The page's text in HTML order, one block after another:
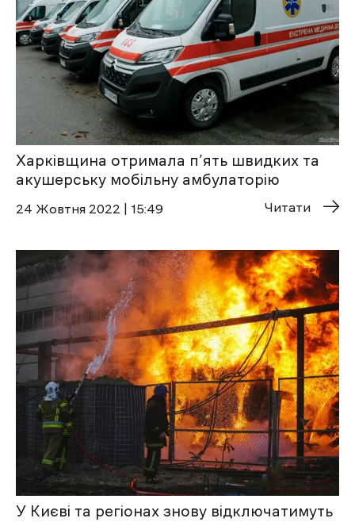
Харківщина отримала п’ять швидких та
акушерську мобільну амбулаторію
24 Жовтня 2022 | 15:49 Читати
У Києві та регіонах знову відключатимуть